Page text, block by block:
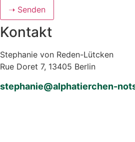
➝ Senden
Kontakt
Stephanie von Reden-Lütcken
Rue Doret 7, 13405 Berlin
stephanie@alphatierchen-